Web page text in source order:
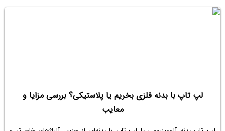
لپ تاپ با بدنه فلزی بخریم یا پلاستیکی؟ بررسی مزایا و
معایب